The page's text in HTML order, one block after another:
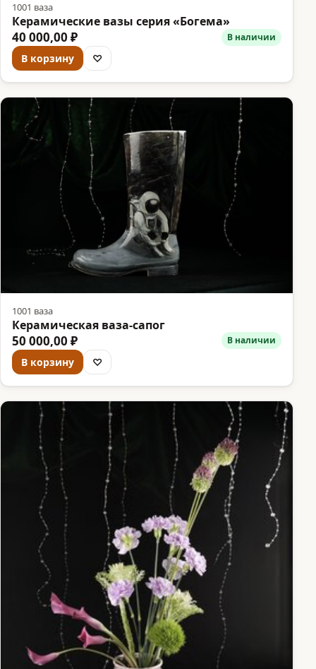
1001 ваза
Керамические вазы серия «Богема»
40 000,00 ₽ В наличии
В корзину ♡
1001 ваза
Керамическая ваза-сапог
50 000,00 ₽ В наличии
В корзину ♡